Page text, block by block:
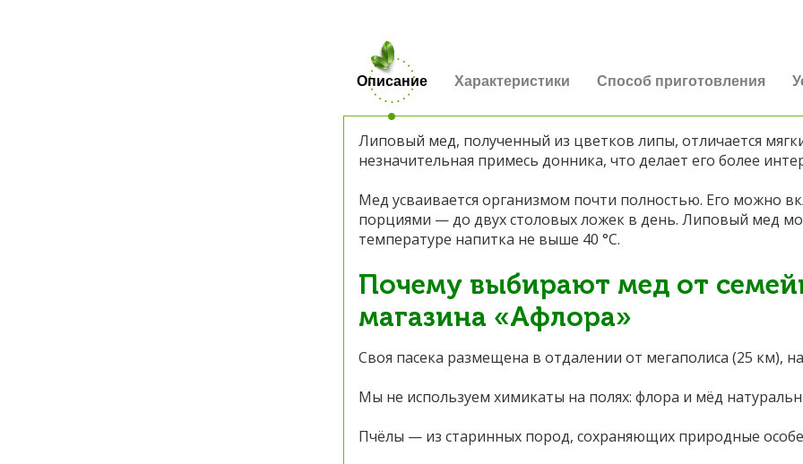
Описание
Липовый мед, полученный из цветков липы, отличается
незначительная примесь донника, что делает его более
Мед усваивается организмом почти полностью. Его можно
порциями — до двух столовых ложек в день. Липовый мед
температуре напитка не выше 40 °C.
Почему выбирают мед от
магазина «Афлора»
Своя пасека размещена в отдалении от мегаполиса (25 км),
Мы не используем химикаты на полях: флора и мёд
Пчёлы — из старинных пород, сохраняющих природные
Характеристики Способ приготовления